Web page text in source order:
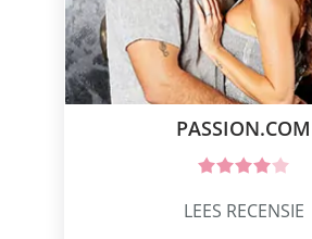
PASSION.COM
LEES RECENSIE